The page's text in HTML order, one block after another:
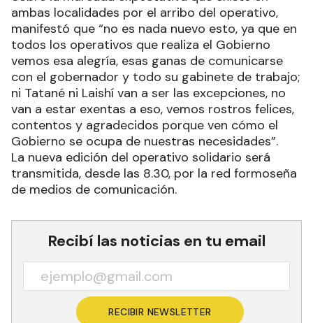
ambas localidades por el arribo del operativo,
manifestó que “no es nada nuevo esto, ya que en
todos los operativos que realiza el Gobierno
vemos esa alegría, esas ganas de comunicarse
con el gobernador y todo su gabinete de trabajo;
ni Tatané ni Laishí van a ser las excepciones, no
van a estar exentas a eso, vemos rostros felices,
contentos y agradecidos porque ven cómo el
Gobierno se ocupa de nuestras necesidades”.
La nueva edición del operativo solidario será
transmitida, desde las 8.30, por la red formoseña
de medios de comunicación.
Recibí las noticias en tu email
RECIBIR NEWSLETTER